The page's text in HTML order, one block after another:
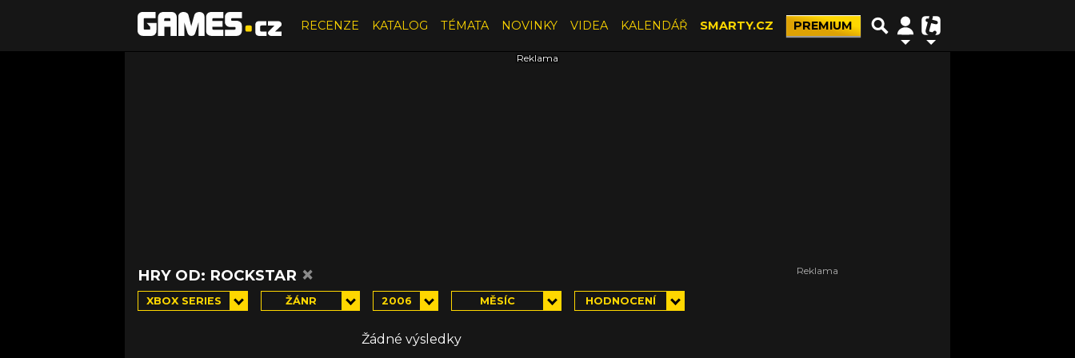
RECENZE KATALOG TÉMATA NOVINKY VIDEA KALENDÁŘ SMARTY.CZ PREMIUM
HRY OD: ROCKSTAR ×
XBOX SERIES ŽÁNR 2006 MĚSÍC HODNOCENÍ
Žádné výsledky